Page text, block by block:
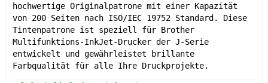
hochwertige Originalpatrone mit einer Kapazität
von 200 Seiten nach ISO/IEC 19752 Standard. Diese
Tintenpatrone ist speziell für Brother
Multifunktions-InkJet-Drucker der J-Serie
entwickelt und gewährleistet brillante
Farbqualität für alle Ihre Druckprojekte.